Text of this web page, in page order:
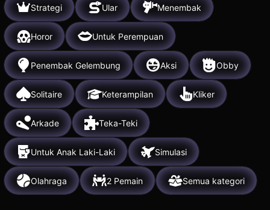
Strategi Ular Menembak
Horor Untuk Perempuan
Penembak Gelembung Aksi Obby
Solitaire Keterampilan Kliker
Arkade Teka-Teki
Untuk Anak Laki-Laki Simulasi
Olahraga 2 Pemain Semua kategori